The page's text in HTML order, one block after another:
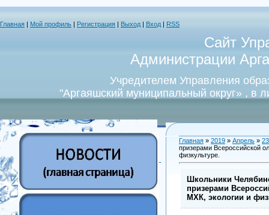
Главная Мой профиль Регистрация Выход Вход RSS
Сайт
Администрации
Учредителем Управления
"Аргаяшский муниципальный округ» , в
Главная » 2019 » Апрель » 23
призерами Всероссийской
физкультуре.
Школьники
призерами
МХК, экологии и